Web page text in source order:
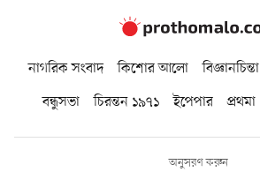
নাগরিক সংবাদ কিশোর আলো বিজ্ঞানচিন্তা
বন্ধুসভা
চিরন্তন ১৯৭১ ইপেপার প্রথমা
অনুসরণ করুন